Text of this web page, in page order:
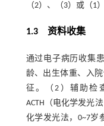
（2）、（3）或（1
1.3 资料收集
通过电子病历收集
龄、出生体重、入
征。（2）辅助检
ACTH（电化学发光
化学发光法，0~7岁